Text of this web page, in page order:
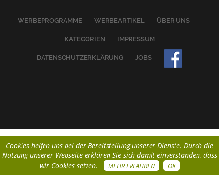
WERBEPROGRAMME WERBEARTIKEL ÜBER UNS
KATEGORIEN IMPRESSUM
DATENSCHUTZERKLÄRUNG JOBS
Cookies helfen uns bei der Bereitstellung unserer Dienste. Durch die
Nutzung unserer Webseite erklären Sie sich damit einverstanden, dass
wir Cookies setzen.
MEHR ERFAHREN OK